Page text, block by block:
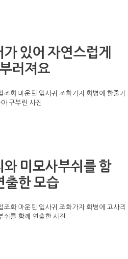
있어 자연스럽게
러져요
미모사부쉬를 함
출한 모습